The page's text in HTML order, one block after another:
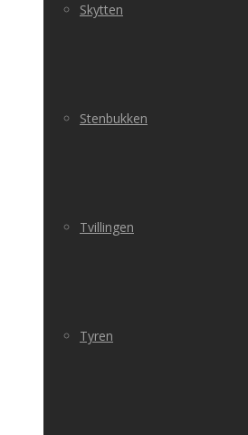
Skytten
Stenbukken
Tvillingen
Tyren